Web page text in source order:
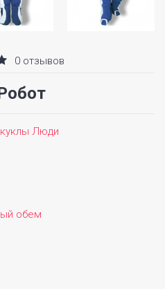
0 отзывов
Люди
обем